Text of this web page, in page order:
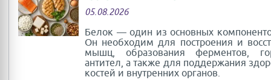
05.08.2026
Белок — один из основных
Он необходим для построения и
мышц, образования ферментов,
антител, а также для поддержания
костей и внутренних органов.